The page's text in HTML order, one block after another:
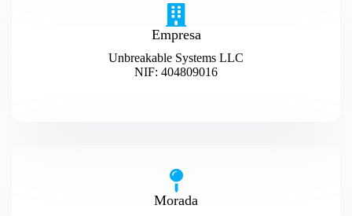
Empresa
Unbreakable Systems LLC
NIF: 404809016
Morada